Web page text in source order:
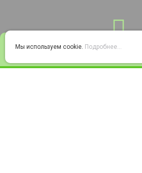
Войти
Мы используем cookie. Подробнее...